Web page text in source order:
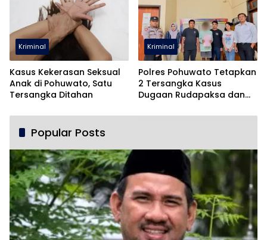
Kriminal
Kasus Kekerasan Seksual
Anak di Pohuwato, Satu
Tersangka Ditahan
Kriminal
Polres Pohuwato Tetapkan
2 Tersangka Kasus
Dugaan Rudapaksa dan
Popular Posts